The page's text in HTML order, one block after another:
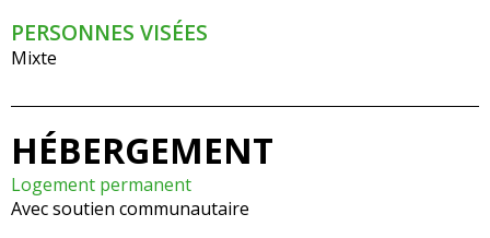
PERSONNES VISÉES
Mixte
HÉBERGEMENT
Logement permanent
Avec soutien communautaire